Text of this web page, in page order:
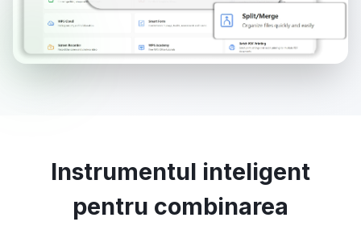
Instrumentul inteligent
pentru combinarea